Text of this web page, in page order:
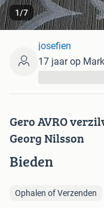
1/7
Gero AVRO
Georg Nilsson
Bieden
Ophalen of Verzenden
josefien
17 jaar op